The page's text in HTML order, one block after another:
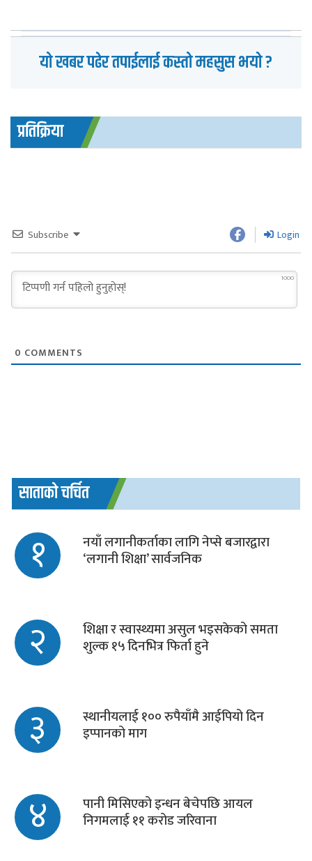
यो खबर पढेर तपाईलाई कस्तो महसुस भयो ?
प्रतिक्रिया
Subscribe Login
1000
0 COMMENTS
साताको चर्चित
१ नयाँ लगानीकर्ताका लागि नेप्से बजारद्वारा
‘लगानी शिक्षा’ सार्वजनिक
२ शिक्षा र स्वास्थ्यमा असुल भइसकेको समता
शुल्क १५ दिनभित्र फिर्ता हुने
३ स्थानीयलाई १०० रुपैयाँमै आईपियो दिन
इप्पानको माग
४ पानी मिसिएको इन्धन बेचेपछि आयल
निगमलाई ११ करोड जरिवाना